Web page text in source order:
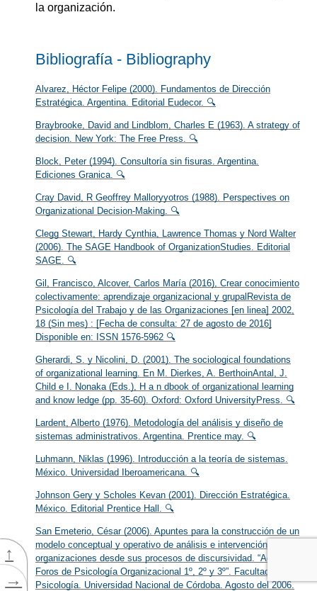
↑
→
la organización.
Bibliografía - Bibliography
Alvarez, Héctor Felipe (2000). Fundamentos de Dirección
Estratégica. Argentina. Editorial Eudecor. 🔍
Braybrooke, David and Lindblom, Charles E (1963). A strategy of
decision. New York: The Free Press. 🔍
Block, Peter (1994). Consultoría sin fisuras. Argentina.
Ediciones Granica. 🔍
Cray David, R Geoffrey Malloryyotros (1988). Perspectives on
Organizational Decision-Making. 🔍
Clegg Stewart, Hardy Cynthia, Lawrence Thomas y Nord Walter
(2006). The SAGE Handbook of OrganizationStudies. Editorial
SAGE. 🔍
Gil, Francisco, Alcover, Carlos María (2016), Crear conocimiento
colectivamente: aprendizaje organizacional y grupalRevista de
Psicología del Trabajo y de las Organizaciones [en linea] 2002,
18 (Sin mes) : [Fecha de consulta: 27 de agosto de 2016]
Disponible en: ISSN 1576-5962 🔍
Gherardi, S. y Nicolini, D. (2001). The sociological foundations
of organizational learning. En M. Dierkes, A. BerthoinAntal, J.
Child e I. Nonaka (Eds.), H a n dbook of organizational learning
and know ledge (pp. 35-60). Oxford: Oxford UniversityPress. 🔍
Lardent, Alberto (1976). Metodología del análisis y diseño de
sistemas administrativos. Argentina. Prentice may. 🔍
Luhmann, Niklas (1996). Introducción a la teoría de sistemas.
México. Universidad Iberoamericana. 🔍
Johnson Gery y Scholes Kevan (2001). Dirección Estratégica.
México. Editorial Prentice Hall. 🔍
San Emeterio, César (2006). Apuntes para la construcción de un
modelo conceptual y operativo de análisis e intervención en las
organizaciones desde sus procesos de discursividad. “Actas.
Foros de Psicología Organizacional 1º, 2º y 3º”. Facultad de
Psicología. Universidad Nacional de Córdoba. Agosto del 2006.